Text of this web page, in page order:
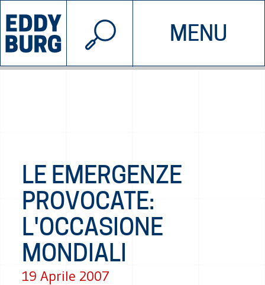
MENU
INIZIATIVE CHI SIAMO
© 2026 EDDYBURG
LE EMERGENZE
PROVOCATE:
L'OCCASIONE
MONDIALI
19 Aprile 2007